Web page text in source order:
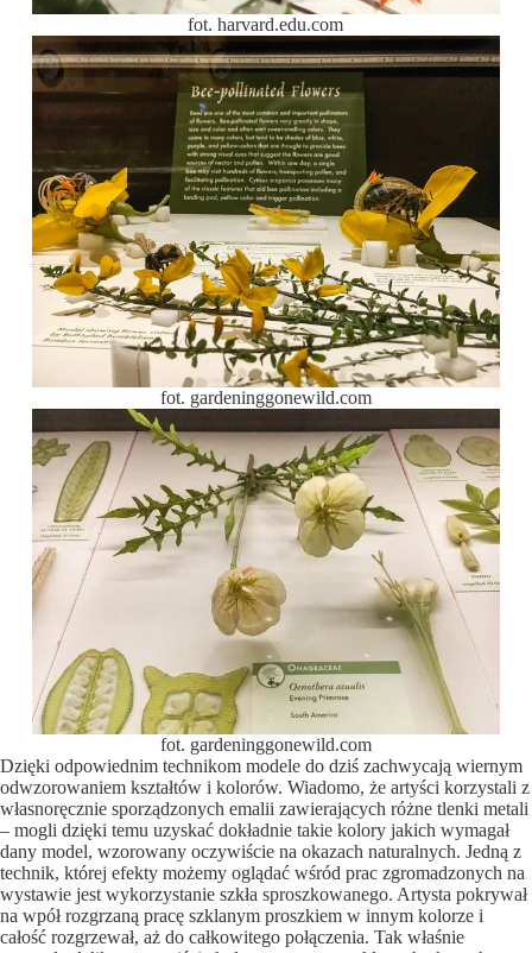
fot. harvard.edu.com
fot. gardeninggonewild.com
fot. gardeninggonewild.com
Dzięki odpowiednim technikom modele do dziś zachwycają wiernym
odwzorowaniem kształtów i kolorów. Wiadomo, że artyści korzystali z
własnoręcznie sporządzonych emalii zawierających różne tlenki metali
– mogli dzięki temu uzyskać dokładnie takie kolory jakich wymagał
dany model, wzorowany oczywiście na okazach naturalnych. Jedną z
technik, której efekty możemy oglądać wśród prac zgromadzonych na
wystawie jest wykorzystanie szkła sproszkowanego. Artysta pokrywał
na wpół rozgrzaną pracę szklanym proszkiem w innym kolorze i
całość rozgrzewał, aż do całkowitego połączenia. Tak właśnie